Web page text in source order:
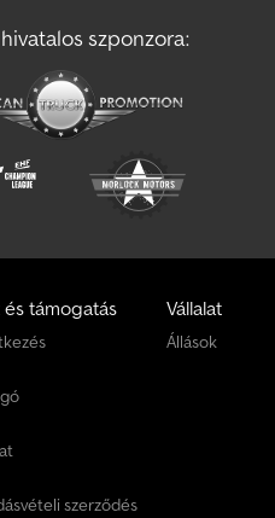
szponzora:
és támogatás
szerződés
Vállalat
Állások